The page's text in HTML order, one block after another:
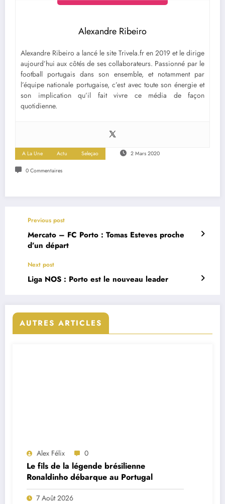
Alexandre Ribeiro
Alexandre Ribeiro a lancé le site Trivela.fr en 2019 et le dirige
aujourd’hui aux côtés de ses collaborateurs. Passionné par le
football portugais dans son ensemble, et notamment par
l’équipe nationale portugaise, c’est avec toute son énergie et
son implication qu’il fait vivre ce média de façon
quotidienne.
A La Une Actu Seleçao 2 Mars 2020
0 Commentaires
Previous post
Mercato – FC Porto : Tomas Esteves proche
d’un départ
Next post
Liga NOS : Porto est le nouveau leader
AUTRES ARTICLES
Alex Félix 0
Le fils de la légende brésilienne
Ronaldinho débarque au Portugal
7 Août 2026